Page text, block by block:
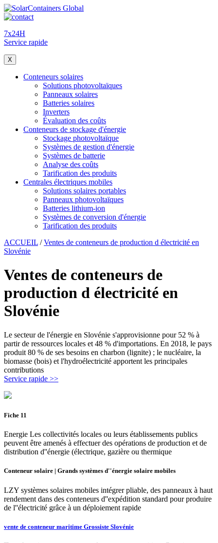
7x24H
Service rapide
X
Conteneurs solaires
Solutions photovoltaïques
Panneaux solaires
Batteries solaires
Inverters
Évaluation des coûts
Conteneurs de stockage d'énergie
Stockage photovoltaïque
Systèmes de gestion d'énergie
Systèmes de batterie
Analyse des coûts
Tarification des produits
Centrales électriques mobiles
Solutions solaires portables
Panneaux photovoltaïques
Batteries lithium-ion
Systèmes de conversion d'énergie
Tarification des produits
ACCUEIL /Ventes de conteneurs de production d électricité en
Slovénie
Ventes de conteneurs de
production d électricité en
Slovénie
Le secteur de l'énergie en Slovénie s'approvisionne pour 52 % à
partir de ressources locales et 48 % d'importations. En 2018, le pays
produit 80 % de ses besoins en charbon (lignite) ; le nucléaire, la
biomasse (bois) et l'hydroélectricité apportent les principales
contributions
Service rapide >>
Fiche 11
Energie Les collectivités locales ou leurs établissements publics
peuvent être amenés à effectuer des opérations de production et de
distribution d''énergie (électrique, gazière ou thermique
Conteneur solaire | Grands systèmes d''énergie solaire mobiles
LZY systèmes solaires mobiles intégrer pliable, des panneaux à haut
rendement dans des conteneurs d''expédition standard pour produire
de l''électricité grâce à un déploiement rapide
vente de conteneur maritime Grossiste Slovénie